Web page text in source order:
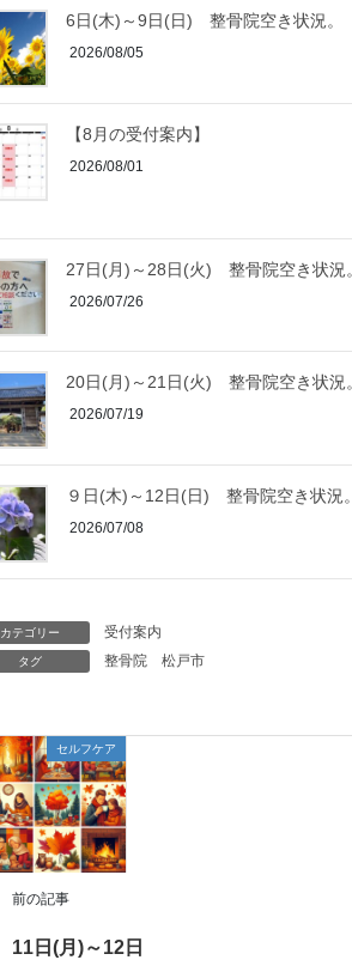
6日(木)～9日(日) 整骨院空き状況。
2026/08/05
【8月の受付案内】
2026/08/01
27日(月)～28日(火) 整骨院空き状況。
2026/07/26
20日(月)～21日(火) 整骨院空き状況。
2026/07/19
９日(木)～12日(日) 整骨院空き状況。
2026/07/08
カテゴリー 受付案内
タグ 整骨院 松戸市
セルフケア
前の記事
11日(月)～12日